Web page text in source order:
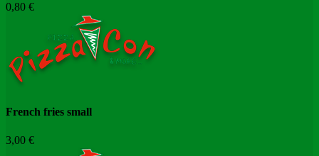
0,80 €
French fries small
3,00 €